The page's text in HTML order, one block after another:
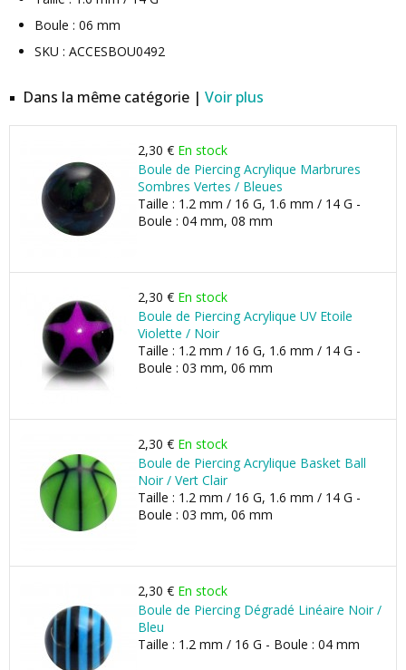
Boule : 06 mm
SKU : ACCESBOU0492
Dans la même catégorie | Voir plus
2,30 € En stock
Boule de Piercing Acrylique Marbrures
Sombres Vertes / Bleues
Taille : 1.2 mm / 16 G, 1.6 mm / 14 G -
Boule : 04 mm, 08 mm
2,30 € En stock
Boule de Piercing Acrylique UV Etoile
Violette / Noir
Taille : 1.2 mm / 16 G, 1.6 mm / 14 G -
Boule : 03 mm, 06 mm
2,30 € En stock
Boule de Piercing Acrylique Basket Ball
Noir / Vert Clair
Taille : 1.2 mm / 16 G, 1.6 mm / 14 G -
Boule : 03 mm, 06 mm
2,30 € En stock
Boule de Piercing Dégradé Linéaire Noir /
Bleu
Taille : 1.2 mm / 16 G - Boule : 04 mm